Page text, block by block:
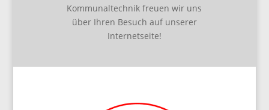
Kommunaltechnik freuen wir uns
über Ihren Besuch auf unserer
Internetseite!